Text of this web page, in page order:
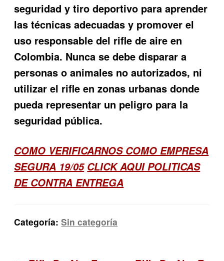
seguridad y tiro deportivo para aprender
las técnicas adecuadas y promover el
uso responsable del rifle de aire en
Colombia. Nunca se debe disparar a
personas o animales no autorizados, ni
utilizar el rifle en zonas urbanas donde
pueda representar un peligro para la
seguridad pública.
COMO VERIFICARNOS COMO EMPRESA
SEGURA 19/05 CLICK AQUI POLITICAS
DE CONTRA ENTREGA
Categoría:Sin categoría